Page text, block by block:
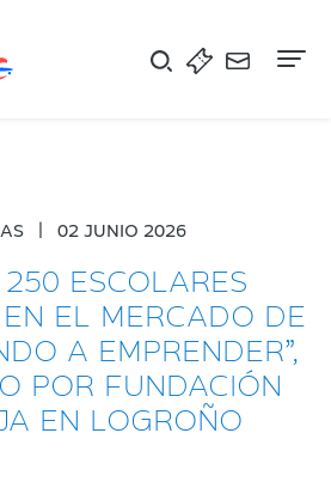
| 02 JUNIO 2026
ESCOLARES
EL MERCADO DE
A EMPRENDER”,
POR FUNDACIÓN
EN LOGROÑO